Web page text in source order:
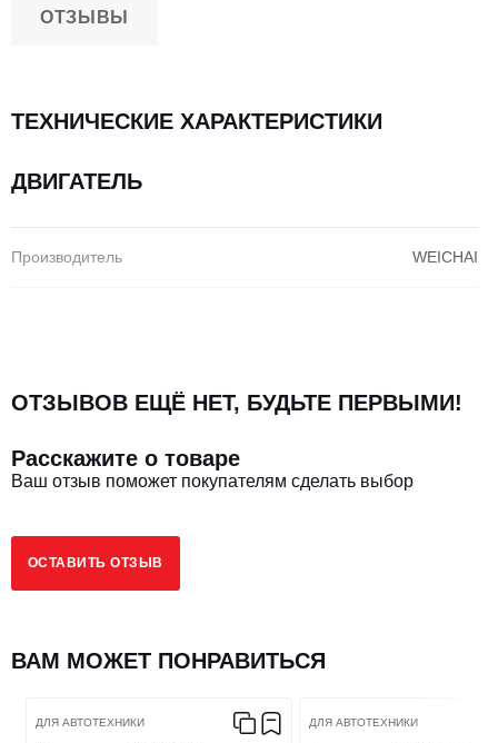
ОТЗЫВЫ
ТЕХНИЧЕСКИЕ ХАРАКТЕРИСТИКИ
ДВИГАТЕЛЬ
Производитель WEICHAI
ОТЗЫВОВ ЕЩЁ НЕТ, БУДЬТЕ ПЕРВЫМИ!
Расскажите о товаре
Ваш отзыв поможет покупателям сделать выбор
ОСТАВИТЬ ОТЗЫВ
ВАМ МОЖЕТ ПОНРАВИТЬСЯ
ДЛЯ АВТОТЕХНИКИ ДЛЯ АВТОТЕХНИКИ